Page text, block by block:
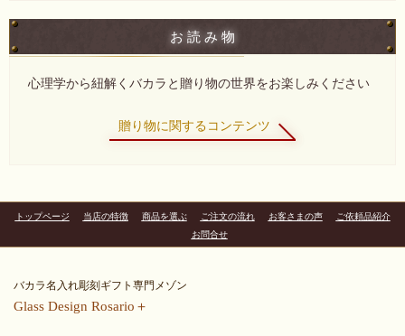
お 読 み 物
心理学から紐解くバカラと贈り物の世界をお楽しみください
贈り物に関するコンテンツ
トップページ 当店の特徴 商品を選ぶ ご注文の流れ お客さまの声
ご依頼品紹介
お問合せ
バカラ名入れ彫刻ギフト専門メゾン
Glass Design Rosario＋